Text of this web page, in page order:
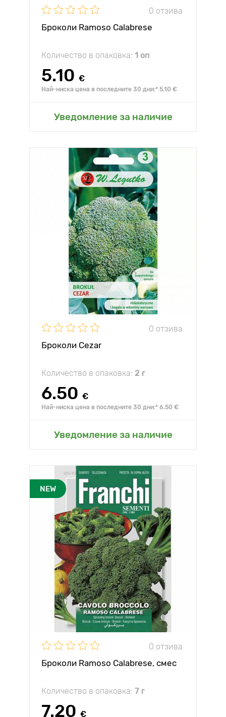
0 отзива
Броколи Ramoso Calabrese
Количество в опаковка: 1 оп
5.10 €
Най-ниска цена в последните 30 дни:* 5.10 €
Уведомление за наличие
0 отзива
Броколи Cezar
Количество в опаковка: 2 г
6.50 €
Най-ниска цена в последните 30 дни:* 6.50 €
Уведомление за наличие
NEW
0 отзива
Броколи Ramoso Calabrese, смес
Количество в опаковка: 7 г
7.20 €